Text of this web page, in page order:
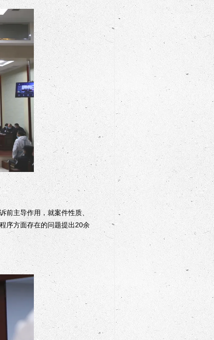
前主导作用，就案件性质、
序方面存在的问题提出20余